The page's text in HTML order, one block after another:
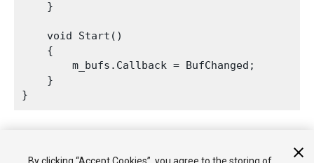
    }
    void Start()
    {
        m_bufs.Callback = BufChanged;
    }